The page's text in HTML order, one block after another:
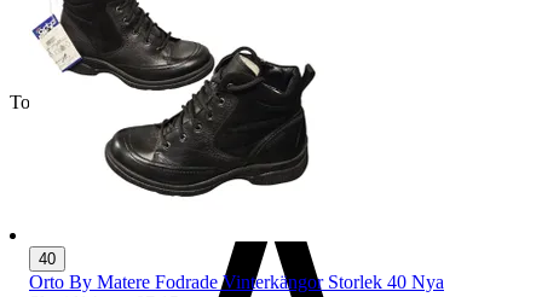
Toppsäljare
40
Orto By Matere Fodrade Vinterkängor Storlek 40 Nya